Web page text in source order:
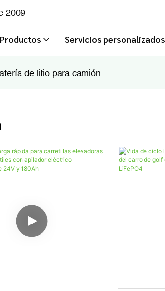
2009
Productos Servicios personalizados
de litio para camión